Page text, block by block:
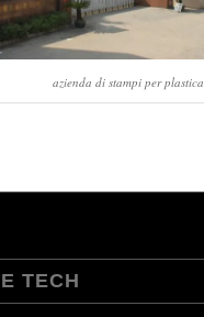
azienda di stampi per plastica
TECH